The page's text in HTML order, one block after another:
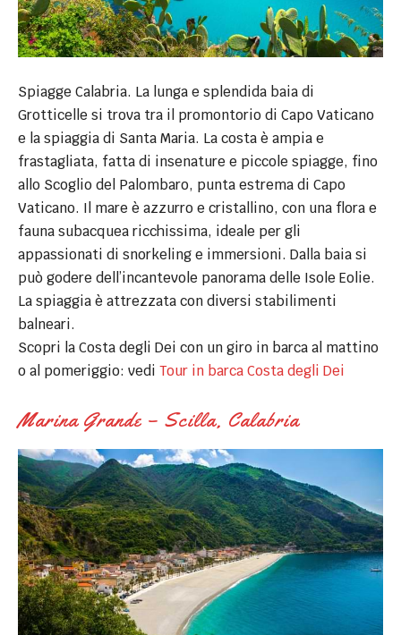
Spiagge Calabria. La lunga e splendida baia di
Grotticelle si trova tra il promontorio di Capo Vaticano
e la spiaggia di Santa Maria. La costa è ampia e
frastagliata, fatta di insenature e piccole spiagge, fino
allo Scoglio del Palombaro, punta estrema di Capo
Vaticano. Il mare è azzurro e cristallino, con una flora e
fauna subacquea ricchissima, ideale per gli
appassionati di snorkeling e immersioni. Dalla baia si
può godere dell’incantevole panorama delle Isole Eolie.
La spiaggia è attrezzata con diversi stabilimenti
balneari.
Scopri la Costa degli Dei con un giro in barca al mattino
o al pomeriggio: vedi Tour in barca Costa degli Dei
Marina Grande – Scilla, Calabria